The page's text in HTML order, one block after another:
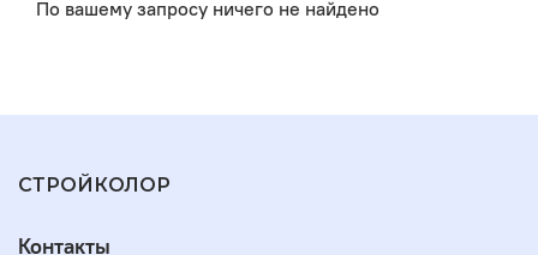
По вашему запросу ничего не найдено
СТРОЙКОЛОР
Контакты